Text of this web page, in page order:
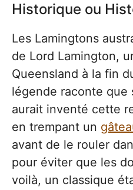
Historique ou
Les Lamingtons
de Lord Lamington,
Queensland à la fin
légende raconte que
aurait inventé cette
en trempant un
avant de le rouler
pour éviter que les
voilà, un classique